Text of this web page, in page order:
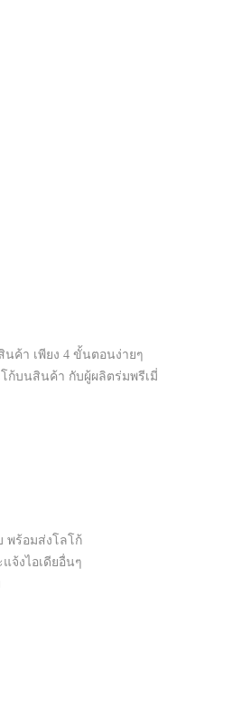
ค้า เพียง 4 ขั้นตอนง่ายๆ
ก้บนสินค้า กับผู้ผลิตร่มพรีเมี่
พร้อมส่งโลโก้
จ้งไอเดียอื่นๆ